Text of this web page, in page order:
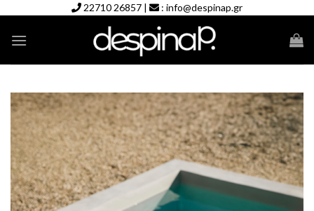
content
22710 26857 | : info@despinap.gr